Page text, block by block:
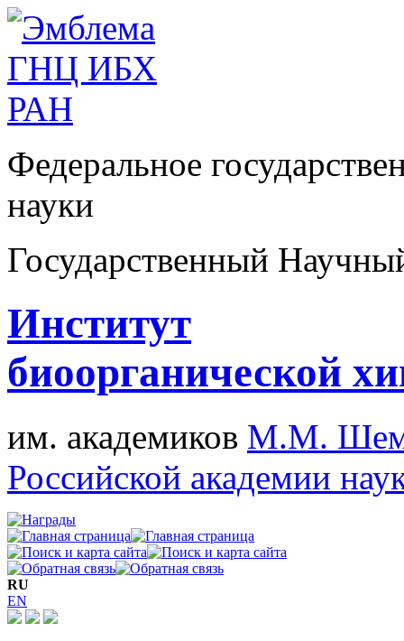
Федеральное
науки
Государственный
Институт
биоорганической
им. академиков М.М.
Российской академии
RU
EN